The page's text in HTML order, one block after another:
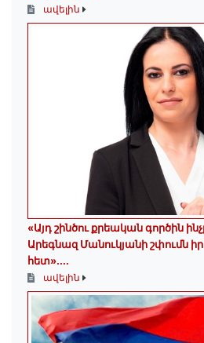
ավելին
«Այդ շինծու քրեական գործին
Արեգնազ Մանուկյանի շփումն
հետ»․...
ավելին